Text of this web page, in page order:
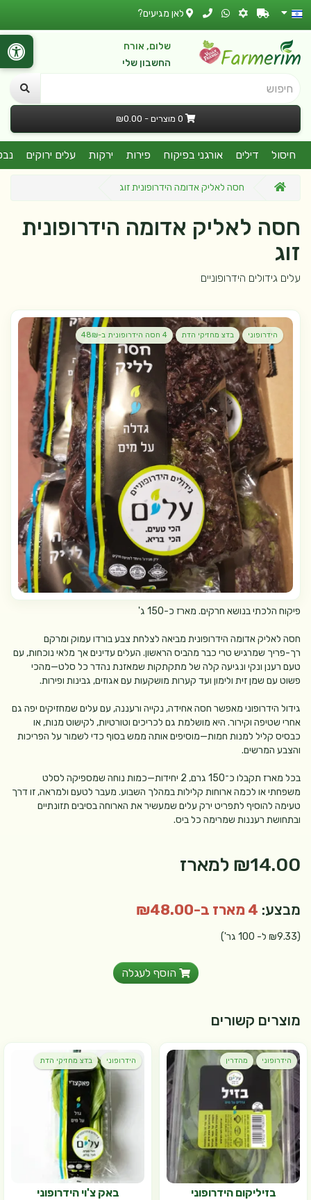
לאן מגיעים?
שלום, אורח
החשבון שלי
חיפוש
0 מוצרים - ₪0.00
חיסול דילים אורגני בפיקוח פירות ירקות עלים ירוקים
חסה לאליק אדומה הידרופונית זוג
חסה לאליק אדומה הידרופונית
זוג
עלים גידולים הידרופוניים
הידרופוני בדצ מחזיקי הדת 4 חסה הידרופונית ב-48₪
פיקוח הלכתי בנושא חרקים. מארז כ-150 ג'
חסה לאליק אדומה הידרופונית מביאה לצלחת צבע בורדו עמוק ומרקם
רך-פריך שמרגיש טרי כבר מהביס הראשון. העלים עדינים אך מלאי נוכחות, עם
טעם רענן ונקי ונגיעה קלה של מתקתקות שמאזנת נהדר כל סלט—מהכי
פשוט עם שמן זית ולימון ועד קערות מושקעות עם אגוזים, גבינות ופירות.
גידול הידרופוני מאפשר חסה אחידה, נקייה ורעננה, עם עלים שמחזיקים יפה גם
אחרי שטיפה וקירור. היא מושלמת גם לכריכים וטורטיות, לקישוט מנות, או
כבסיס קליל למנות חמות—מוסיפים אותה ממש בסוף כדי לשמור על הפריכות
והצבע המרשים.
בכל מארז תקבלו כ־150 גרם, 2 יחידות—כמות נוחה שמספיקה לסלט
משפחתי או לכמה ארוחות קלילות במהלך השבוע. מעבר לטעם ולמראה, זו דרך
טעימה להוסיף לתפריט ירק עלים שמעשיר את הארוחה בסיבים תזונתיים
ובתחושת רעננות שמרימה כל ביס.
₪14.00 למארז
מבצע: 4 מארז ב-₪48.00
(₪9.33 ל- 100 גר')
הוסף לעגלה
מוצרים קשורים
הידרופוני מהדרין
בזיליקום הידרופוני
הידרופוני בדצ מחזיקי הדת
באק צ'וי הידרופוני